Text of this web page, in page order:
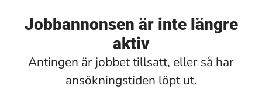
Jobbannonsen är inte längre
aktiv
Antingen är jobbet tillsatt, eller så har
ansökningstiden löpt ut.